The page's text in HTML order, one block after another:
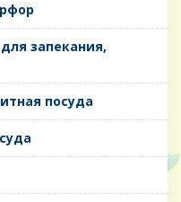
запекания,
посуда